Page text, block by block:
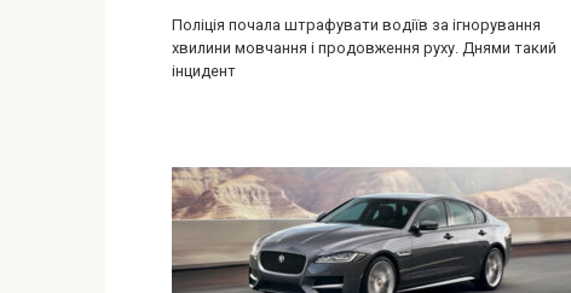
Поліція почала штрафувати водіїв за ігнорування
хвилини мовчання і продовження руху. Днями такий
інцидент